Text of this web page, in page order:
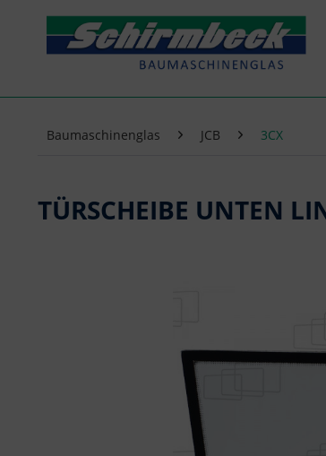
Baumaschinenglas JCB 3CX
TÜRSCHEIBE UNTEN